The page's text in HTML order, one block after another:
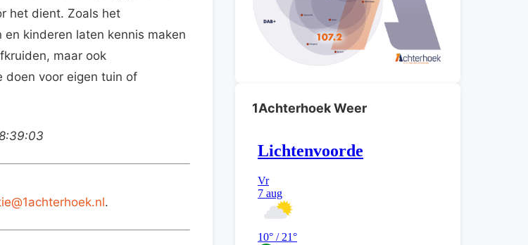
het dient. Zoals het
kinderen laten kennis maken
maar ook
doen voor eigen tuin of
.
1Achterhoek Weer